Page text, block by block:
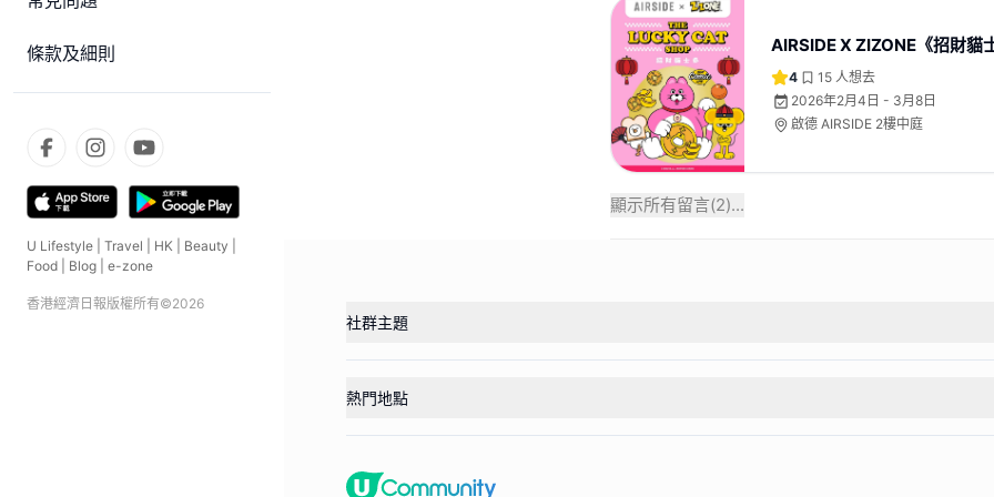
條款及細則
U Lifestyle Travel HK Beauty
Food
Blog e-zone
香港經濟日報版權所有©2026
AIRSIDE X ZIZONE《招財貓
4 15 人想去
2026年2月4日 - 3月8日
啟德 AIRSIDE 2樓中庭
顯示所有留言(2)...
社群主題
熱門地點